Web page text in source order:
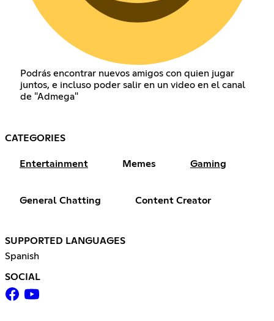
Podrás encontrar nuevos amigos con quien jugar
juntos, e incluso poder salir en un video en el canal
de "Admega"
CATEGORIES
Entertainment Memes Gaming
General Chatting Content Creator
SUPPORTED LANGUAGES
Spanish
SOCIAL